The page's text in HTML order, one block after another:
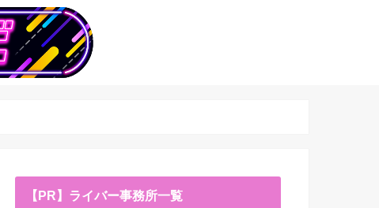
【PR】ライバー事務所一覧